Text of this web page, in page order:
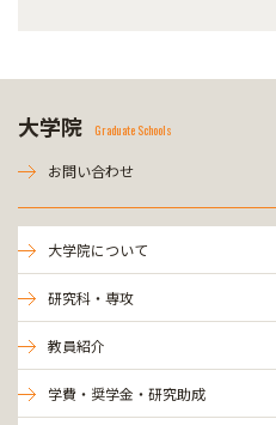
大学院 Graduate Schools
お問い合わせ
大学院について
研究科・専攻
教員紹介
学費・奨学金・研究助成